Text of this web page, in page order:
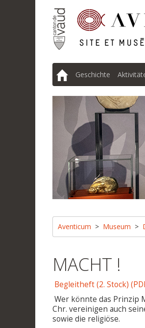
Geschichte
Aventicum Museum
MACHT !
Begleitheft (2. Stock)
Wer könnte das Prinzip
Chr. vereinigen auch
sowie die religiöse.